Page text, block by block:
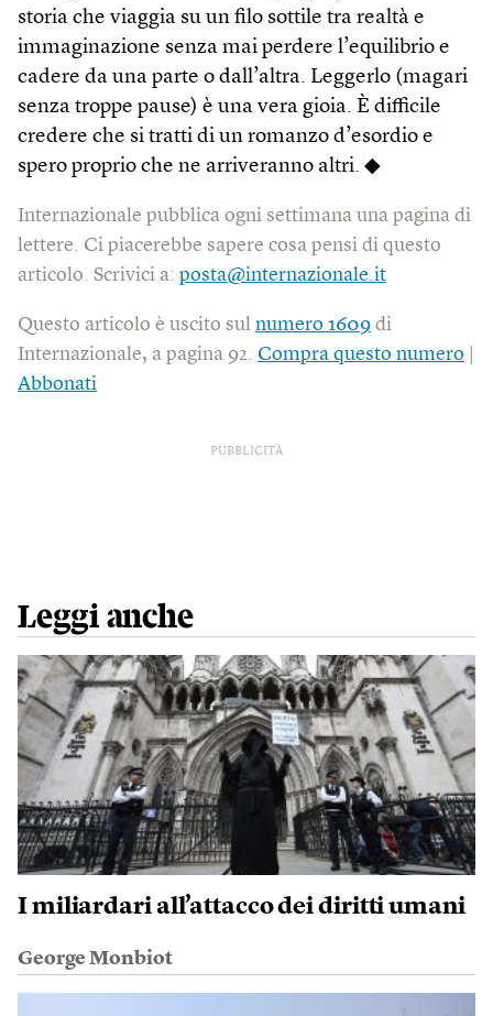
storia che viaggia su un filo sottile tra realtà e
immaginazione senza mai perdere l’equilibrio e
cadere da una parte o dall’altra. Leggerlo (magari
senza troppe pause) è una vera gioia. È difficile
credere che si tratti di un romanzo d’esordio e
spero proprio che ne arriveranno altri. ◆
Internazionale pubblica ogni settimana una pagina di
lettere. Ci piacerebbe sapere cosa pensi di questo
articolo. Scrivici a: posta@internazionale.it
Questo articolo è uscito sul numero 1609 di
Internazionale, a pagina 92. Compra questo numero
Abbonati
PUBBLICITÀ
Leggi anche
I miliardari all’attacco dei diritti umani
George Monbiot